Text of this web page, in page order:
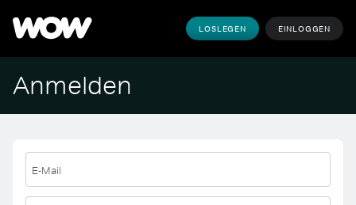
LOSLEGEN EINLOGGEN
Anmelden
E-Mail